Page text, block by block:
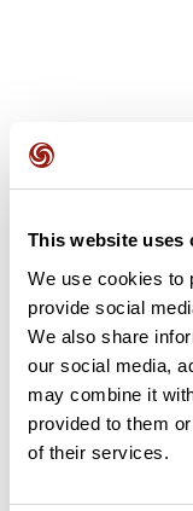
This website uses
We use cookies to
provide social
We also share
our social media,
may combine it
provided to them
of their services.
L'hai già
Riepilogo